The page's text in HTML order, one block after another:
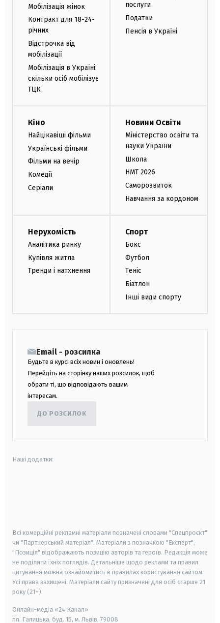
Мобілізація жінок
Контракт для 18-24-
річних
Відстрочка від
мобілізації
Мобілізація в Україні:
скільки осіб мобілізує
ТЦК
послуги
Податки
Пенсія в Україні
Кіно
Найцікавіші фільми
Українські фільми
Фільми на вечір
Комедії
Серіали
Новини Освіти
Міністерство освіти та
науки України
Школа
НМТ 2026
Саморозвиток
Навчання за кордоном
Нерухомість
Аналітика ринку
Купівля житла
Тренди і натхнення
Спорт
Бокс
Футбол
Теніс
Біатлон
Інші види спорту
Email - розсилка
Будьте в курсі всіх новин і оновлень!
Перейдіть на сторінку наших розсилок, щоб
обрати ті, що відповідають вашим
інтересам.
ДО РОЗСИЛОК
Наші додатки:
Всі комерційні рекламні матеріали позначені словами "Спецпроєкт"
чи "Партнерський матеріал". Матеріали з позначкою "Експерт",
"Позиція" відображають позицію авторів та героїв. Редакція може
не поділяти їхніх поглядів. Детальніше щодо реклами та правил
цитування можна ознайомитись в правилах користування сайтом.
Усі права захищені. Матеріали сайту призначені для осіб старше 21
року (21+)
Онлайн-медіа «24 Канал»
пл. Галицька, буд. 15, м. Львів, 79008